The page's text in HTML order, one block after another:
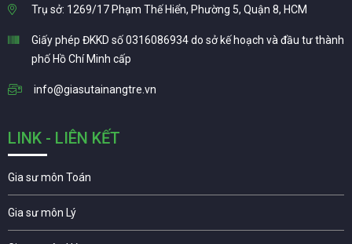
Trụ sở: 1269/17 Phạm Thế Hiển, Phường 5, Quận 8, HCM
Giấy phép ĐKKD số 0316086934 do sở kế hoạch và đầu tư thành
phố Hồ Chí Minh cấp
info@giasutainangtre.vn
LINK - LIÊN KẾT
Gia sư môn Toán
Gia sư môn Lý